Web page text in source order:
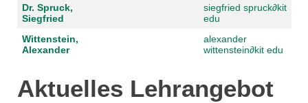
Dr. Spruck,
Siegfried
siegfried spruck∂kit
edu
Wittenstein,
Alexander
alexander
wittenstein∂kit edu
Aktuelles Lehrangebot